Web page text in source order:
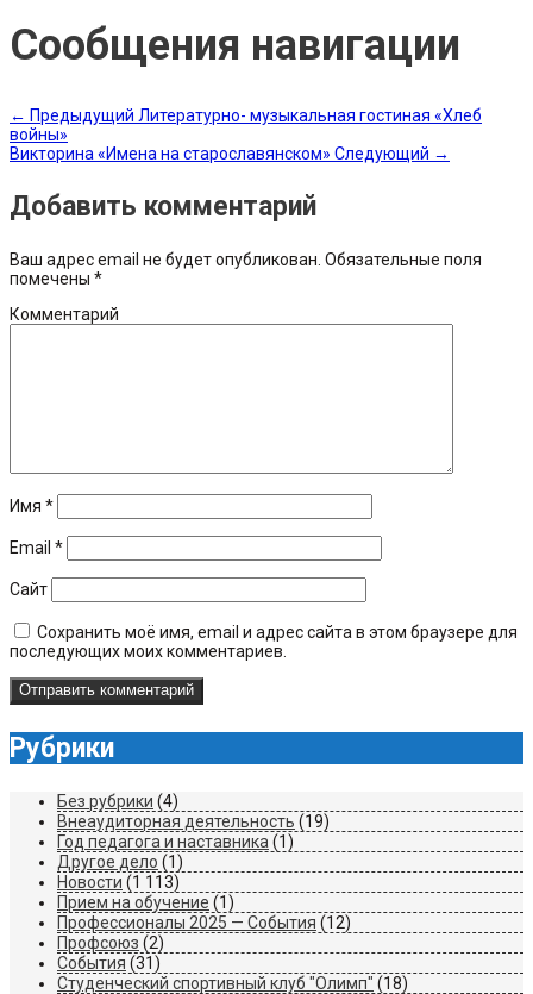
Сообщения навигации
← Предыдущий Литературно- музыкальная гостиная «Хлеб
войны»
Викторина «Имена на старославянском» Следующий →
Добавить комментарий
Ваш адрес email не будет опубликован. Обязательные поля
помечены *
Комментарий
Имя *
Email *
Сайт
Сохранить моё имя, email и адрес сайта в этом браузере для
последующих моих комментариев.
Рубрики
Без рубрики (4)
Внеаудиторная деятельность (19)
Год педагога и наставника (1)
Другое дело (1)
Новости (1 113)
Прием на обучение (1)
Профессионалы 2025 — События (12)
Профсоюз (2)
События (31)
Студенческий спортивный клуб "Олимп" (18)